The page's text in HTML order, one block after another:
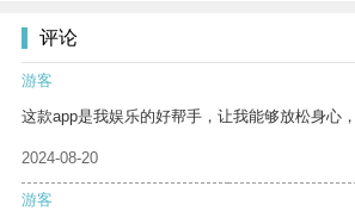
评论
游客
这款app是我娱乐的好帮手，让我能够放松身心
2024-08-20
游客